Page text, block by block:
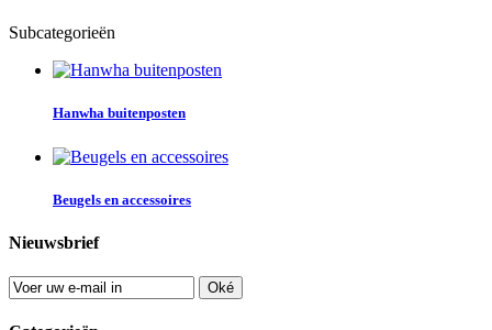
Subcategorieën
Hanwha buitenposten
Beugels en accessoires
Nieuwsbrief
Oké